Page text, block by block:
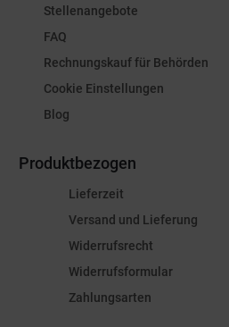
Stellenangebote
FAQ
Rechnungskauf für Behörden
Cookie Einstellungen
Blog
Produktbezogen
Lieferzeit
Versand und Lieferung
Widerrufsrecht
Widerrufsformular
Zahlungsarten